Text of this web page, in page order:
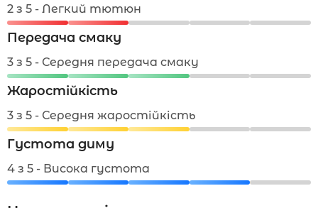
2 з 5 - Легкий тютюн
Передача смаку
3 з 5 - Середня передача смаку
Жаростійкість
3 з 5 - Середня жаростійкість
Густота диму
4 з 5 - Висока густота